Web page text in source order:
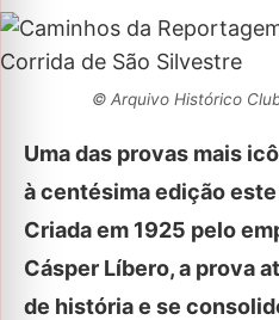
© Arquivo Histórico
Uma das provas mais
à centésima edição
Criada em 1925 pelo
Cásper Líbero, a prova
de história e se